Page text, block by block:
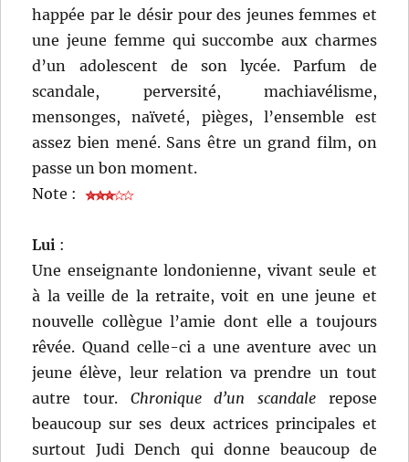
happée par le désir pour des jeunes femmes et
une jeune femme qui succombe aux charmes
d’un adolescent de son lycée. Parfum de
scandale, perversité, machiavélisme,
mensonges, naïveté, pièges, l’ensemble est
assez bien mené. Sans être un grand film, on
passe un bon moment.
Note :
Lui :
Une enseignante londonienne, vivant seule et
à la veille de la retraite, voit en une jeune et
nouvelle collègue l’amie dont elle a toujours
rêvée. Quand celle-ci a une aventure avec un
jeune élève, leur relation va prendre un tout
autre tour. Chronique d’un scandale repose
beaucoup sur ses deux actrices principales et
surtout Judi Dench qui donne beaucoup de